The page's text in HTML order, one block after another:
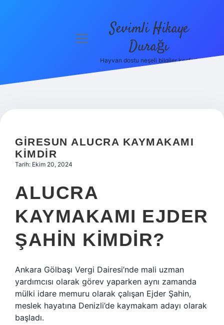
Hakkımızda
menüyü
Sevimli Hikaye
Durağı
Hayvan dostu neşeli bilgiler keşfet!
GIRESUN ALUCRA KAYMAKAMI
KIMDIR
Tarih: Ekim 20, 2024
ALUCRA
KAYMAKAMI EJDER
ŞAHIN KIMDIR?
Ankara Gölbaşı Vergi Dairesi’nde mali uzman
yardımcısı olarak görev yaparken aynı zamanda
mülki idare memuru olarak çalışan Ejder Şahin,
meslek hayatına Denizli’de kaymakam adayı olarak
başladı.